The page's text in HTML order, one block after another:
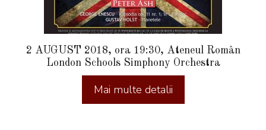
2 AUGUST 2018, ora 19:30, Ateneul Român
London Schools Simphony Orchestra